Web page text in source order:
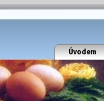
Úvodem